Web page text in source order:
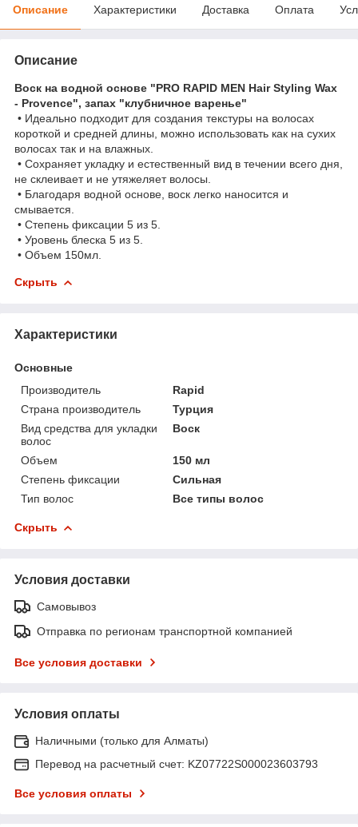
Описание Характеристики Доставка Оплата
Описание
Воск на водной основе "PRO RAPID MEN Hair Styling Wax
- Provence", запах "клубничное варенье"
• Идеально подходит для создания текстуры на волосах
короткой и средней длины, можно использовать как на сухих
волосах так и на влажных.
• Сохраняет укладку и естественный вид в течении всего дня,
не склеивает и не утяжеляет волосы.
• Благодаря водной основе, воск легко наносится и
смывается.
• Степень фиксации 5 из 5.
• Уровень блеска 5 из 5.
• Объем 150мл.
Скрыть
Характеристики
Основные
Производитель
Rapid
Страна производитель
Турция
Вид средства для укладки
волос
Воск
Объем
150 мл
Степень фиксации
Сильная
Тип волос
Все типы волос
Скрыть
Условия доставки
Самовывоз
Отправка по регионам транспортной компанией
Все условия доставки
Условия оплаты
Наличными (только для Алматы)
Перевод на расчетный счет: KZ07722S000023603793
Все условия оплаты